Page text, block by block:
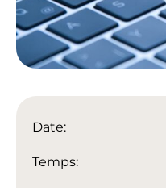
Date:
Temps: